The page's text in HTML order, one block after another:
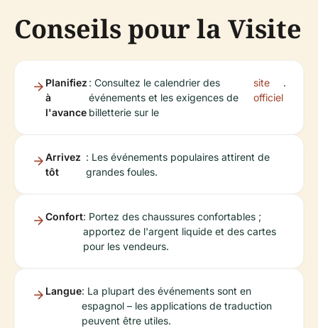
Conseils pour la Visite
Planifiez
à
l'avance
: Consultez le calendrier des
événements et les exigences de
billetterie sur le
site
officiel
.
Arrivez
tôt
: Les événements populaires attirent de
grandes foules.
Confort: Portez des chaussures confortables ;
apportez de l'argent liquide et des cartes
pour les vendeurs.
Langue: La plupart des événements sont en
espagnol – les applications de traduction
peuvent être utiles.